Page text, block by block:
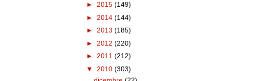
► 2015 (149)
► 2014 (144)
► 2013 (185)
► 2012 (220)
► 2011 (212)
▼ 2010 (303)